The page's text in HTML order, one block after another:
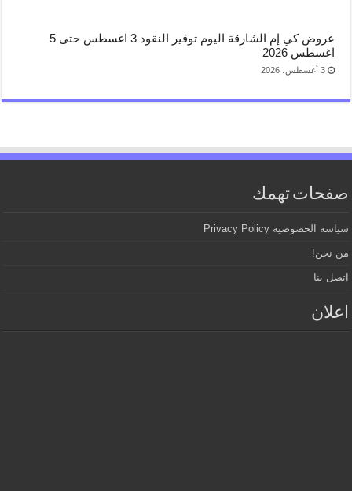
عروض كي إم الشارقة اليوم توفير النقود 3 اغسطس حتى 5
اغسطس 2026
3 أغسطس، 2026
صفحات تهمك
سياسة الخصوصية Privacy Policy
من نحن!
اتصل بنا
اعلان